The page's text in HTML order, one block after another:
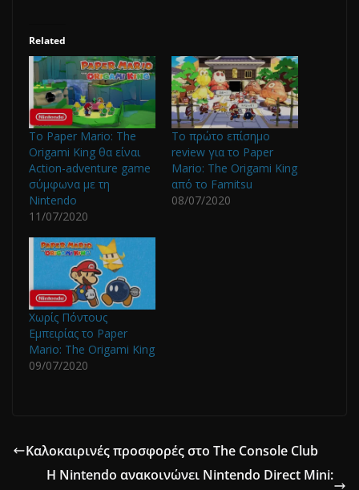
Related
Το Paper Mario: The
Origami King θα είναι
Action-adventure game
σύμφωνα με τη
Nintendo
11/07/2020
Το πρώτο επίσημο
review για το Paper
Mario: The Origami King
από το Famitsu
08/07/2020
Χωρίς Πόντους
Εμπειρίας το Paper
Mario: The Origami King
09/07/2020
Καλοκαιρινές προσφορές στο The Console Club
Η Nintendo ανακοινώνει Nintendo Direct Mini: